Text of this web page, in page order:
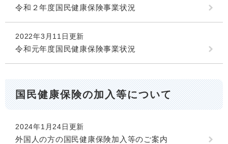
令和２年度国民健康保険事業状況
2022年3月11日更新
令和元年度国民健康保険事業状況
国民健康保険の加入等について
2024年1月24日更新
外国人の方の国民健康保険加入等のご案内